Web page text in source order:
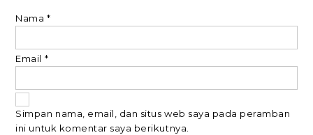
Nama*
Email *
Simpan nama, email, dan situs web saya pada peramban
ini untuk komentar saya berikutnya.